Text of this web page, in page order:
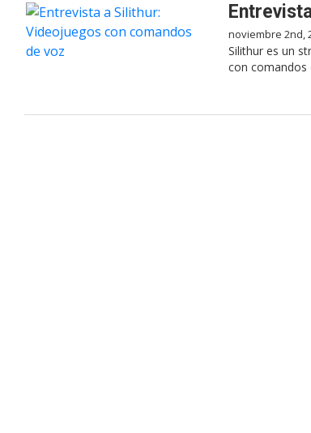
noviembre 2nd,
Silithur es un
con comandos